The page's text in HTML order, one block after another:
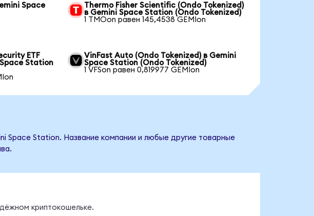
Space
Thermo Fisher Scientific (Ondo Tokenized)
в Gemini Space Station (Ondo Tokenized)
1 TMOon равен 145,4538 GEMIon
ETF
Station
VinFast Auto (Ondo Tokenized) в Gemini
Space Station (Ondo Tokenized)
1 VFSon равен 0,819977 GEMIon
Space Station. Название компании и любые другие товарные
криптокошельке.